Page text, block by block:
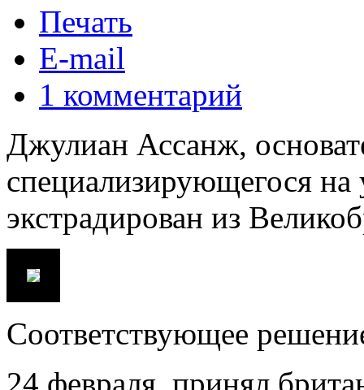
Печать
E-mail
1 комментарий
Джулиан Ассанж,
специализирующегося
экстрадирован из
Соответствующее
24 февраля, принял